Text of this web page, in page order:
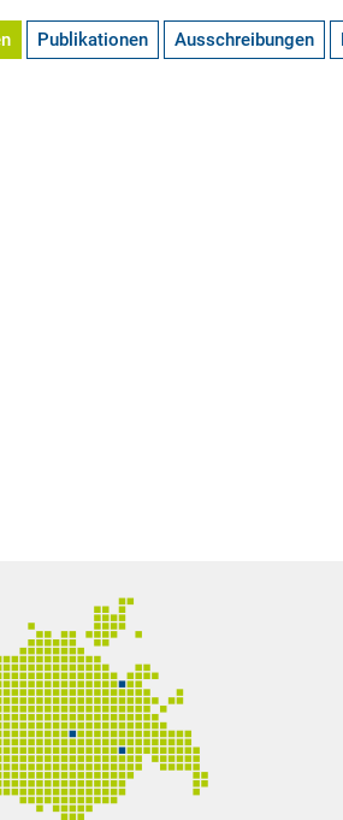
Publikationen Ausschreibungen